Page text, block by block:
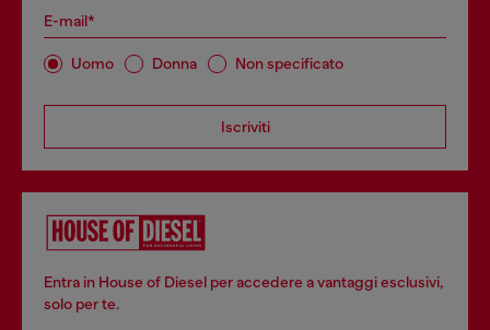
E-mail*
Uomo Donna Non specificato
Iscriviti
Entra in House of Diesel per accedere a vantaggi esclusivi,
solo per te.